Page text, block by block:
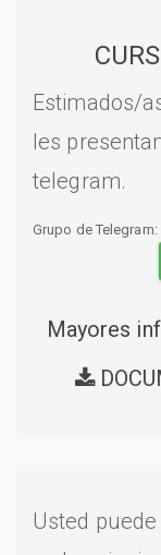
Estimados/
les
telegram.
Grupo de Telegram:
Mayores
Usted